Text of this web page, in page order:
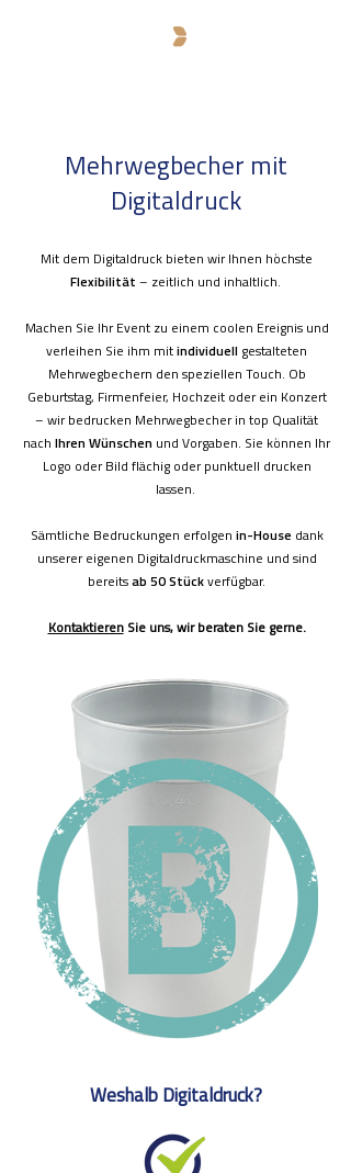
Mehrwegbecher mit
Digitaldruck
Mit dem Digitaldruck bieten wir Ihnen höchste
Flexibilität – zeitlich und inhaltlich.
Machen Sie Ihr Event zu einem coolen Ereignis und
verleihen Sie ihm mit individuell
gestalteten
Mehrwegbechern den speziellen Touch. Ob
Geburtstag, Firmenfeier, Hochzeit oder ein Konzert
– wir bedrucken Mehrwegbecher in top Qualität
nach
Ihren Wünschen und Vorgaben. Sie können Ihr
Logo oder Bild flächig oder punktuell drucken
lassen.
Sämtliche Bedruckungen erfolgen in-House dank
unserer eigenen Digitaldruckmaschine und sind
bereits ab 50 Stück verfügbar.
KontaktierenSie uns, wir beraten Sie gerne.
Weshalb Digitaldruck?